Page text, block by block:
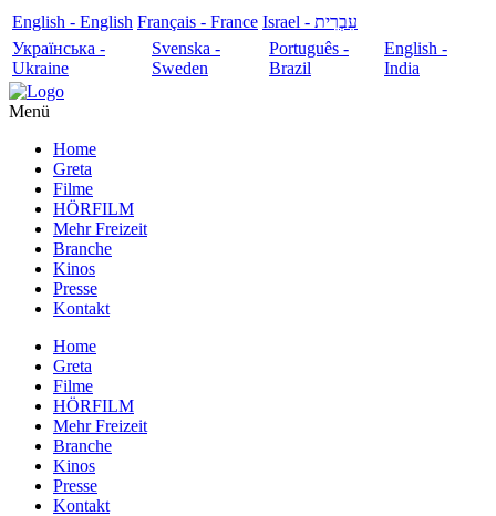
English - English Français - France
עִבְרִית - Israel
Українська -
Ukraine
Svenska -
Sweden
Português -
Brazil
English -
India
Menü
Home
Greta
Filme
HÖRFILM
Mehr Freizeit
Branche
Kinos
Presse
Kontakt
Home
Greta
Filme
HÖRFILM
Mehr Freizeit
Branche
Kinos
Presse
Kontakt